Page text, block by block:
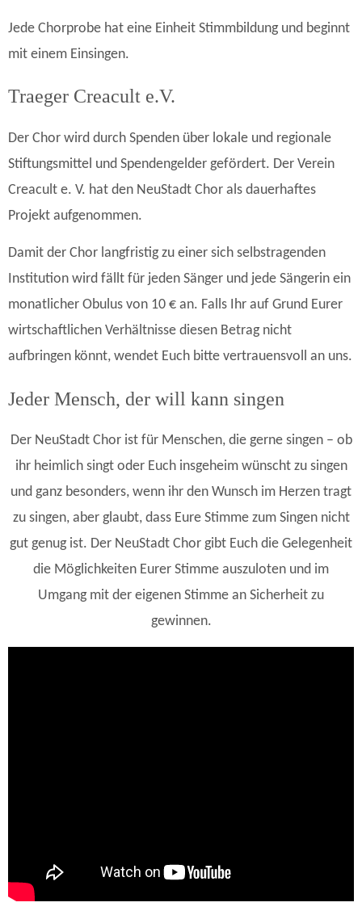
Jede Chorprobe hat eine Einheit Stimmbildung und beginnt
mit einem Einsingen.
Traeger Creacult e.V.
Der Chor wird durch Spenden über lokale und regionale
Stiftungsmittel und Spendengelder gefördert. Der Verein
Creacult e. V. hat den NeuStadt Chor als dauerhaftes
Projekt aufgenommen.
Damit der Chor langfristig zu einer sich selbstragenden
Institution wird fällt für jeden Sänger und jede Sängerin ein
monatlicher Obulus von 10 € an. Falls Ihr auf Grund Eurer
wirtschaftlichen Verhältnisse diesen Betrag nicht
aufbringen könnt, wendet Euch bitte vertrauensvoll an uns.
Jeder Mensch, der will kann singen
Der NeuStadt Chor ist für Menschen, die gerne singen – ob
ihr heimlich singt oder Euch insgeheim wünscht zu singen
und ganz besonders, wenn ihr den Wunsch im Herzen tragt
zu singen, aber glaubt, dass Eure Stimme zum Singen nicht
gut genug ist. Der NeuStadt Chor gibt Euch die Gelegenheit
die Möglichkeiten Eurer Stimme auszuloten und im
Umgang mit der eigenen Stimme an Sicherheit zu
gewinnen.